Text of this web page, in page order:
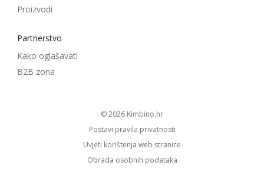
Proizvodi
Partnerstvo
Kako oglašavati
B2B zona
© 2026
kimbino.hr
Postavi pravila privatnosti
Uvjeti korištenja web stranice
Obrada osobnih podataka